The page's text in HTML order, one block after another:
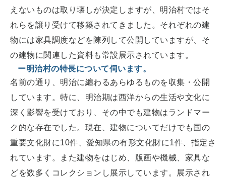
えないものは取り壊しが決定しますが、明治村ではそ
れらを譲り受けて移築されてきました。それぞれの建
物には家具調度などを陳列して公開していますが、そ
の建物に関連した資料も常設展示されています。
ー明治村の特長について伺います。
名前の通り、明治に纏わるあらゆるものを収集・公開
しています。特に、明治期は西洋からの生活や文化に
深く影響を受けており、その中でも建物はランドマー
ク的な存在でした。現在、建物についてだけでも国の
重要文化財に10件、愛知県の有形文化財に1件、指定さ
れています。また建物をはじめ、版画や機械、家具な
どを数多くコレクションし展示しています。展示され